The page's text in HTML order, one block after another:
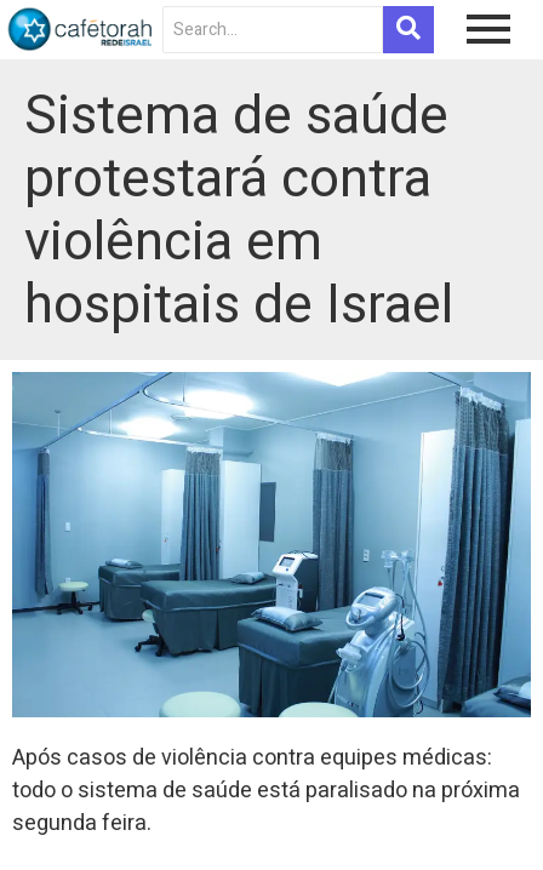
Sistema de saúde
protestará contra
violência em
hospitais de Israel
Após casos de violência contra equipes médicas:
todo o sistema de saúde está paralisado na próxima
segunda feira.